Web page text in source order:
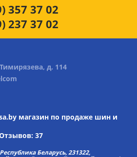
357 37 02
237 37 02
д. 114
магазин по продаже шин и
37
Беларусь, 231322,